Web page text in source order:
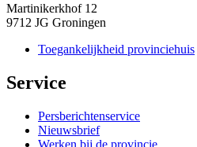
Martinikerkhof 12
9712 JG Groningen
Toegankelijkheid provinciehuis
Service
Persberichtenservice
Nieuwsbrief
Werken bij de provincie